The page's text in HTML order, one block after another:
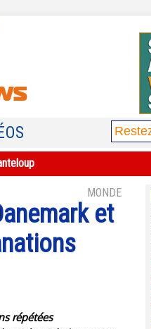
MONDE
et
répétées